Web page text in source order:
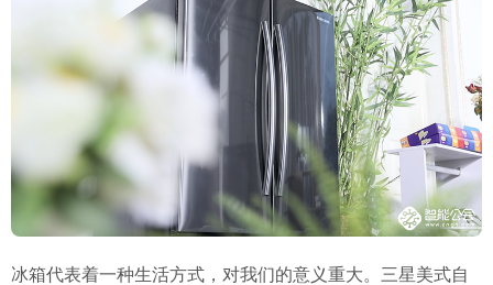
冰箱代表着一种生活方式，对我们的意义重大。三星美式自